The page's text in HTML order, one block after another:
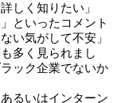
しく知りたい」
といったコメント
い気がして不安」
多く見られまし
ック企業でないか
るいはインターン